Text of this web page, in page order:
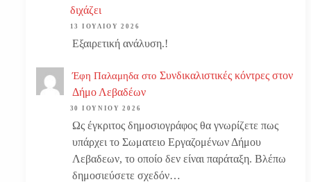
διχάζει
13 ΙΟΥΛΊΟΥ 2026
Εξαιρετική ανάλυση.!
Έφη Παλαμηδα στο Συνδικαλιστικές κόντρες στον
Δήμο Λεβαδέων
30 ΙΟΥΝΊΟΥ 2026
Ως έγκριτος δημοσιογράφος θα γνωρίζετε πως
υπάρχει το Σωματειο Εργαζομένων Δήμου
Λεβαδεων, το οποίο δεν είναι παράταξη. Βλέπω
δημοσιεύσετε σχεδόν…